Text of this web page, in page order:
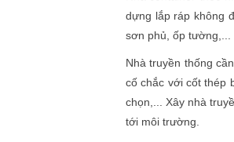
dựng lắp ráp không
sơn phủ, ốp
Nhà truyền thống
cố chắc với cốt thép
chọn,... Xây nhà
tới môi trường.